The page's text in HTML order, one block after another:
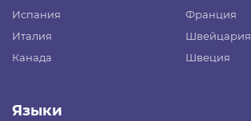
Испания
Италия
Канада
Франция
Швейцария
Швеция
Языки